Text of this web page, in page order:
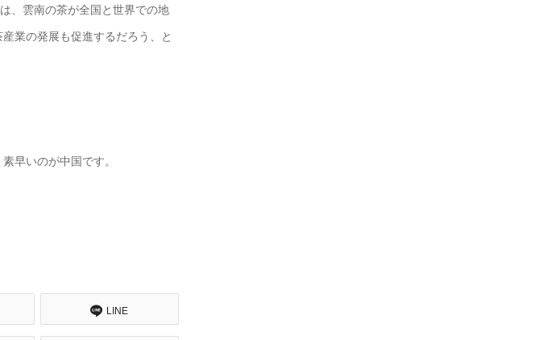
、雲南の茶が全国と世界での地
業の発展も促進するだろう、と
早いのが中国です。
LINE